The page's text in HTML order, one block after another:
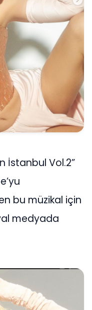
İstanbul Vol.2”
bu müzikal için
medyada